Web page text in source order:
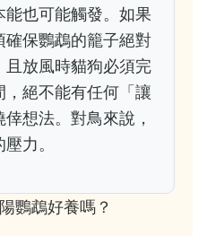
能也可能觸發。如果
確保鸚鵡的籠子絕對
放風時貓狗必須完
絕不能有任何「讓
想法。對鳥來說，
力。
鸚鵡好養嗎？